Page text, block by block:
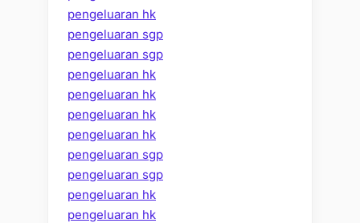
pengeluaran hk
pengeluaran sgp
pengeluaran sgp
pengeluaran hk
pengeluaran hk
pengeluaran hk
pengeluaran hk
pengeluaran sgp
pengeluaran sgp
pengeluaran hk
pengeluaran hk